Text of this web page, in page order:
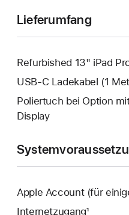
Lieferumfang
Refurbished 13" iPad
USB‑C Ladekabel (1
Poliertuch bei Option
Display
Apple Account (für
Internetzugang¹